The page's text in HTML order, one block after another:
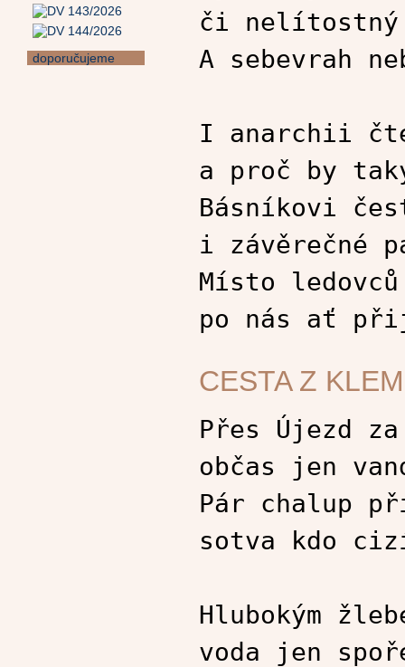
doporučujeme
či
A sebevrah
I anarchii
a proč by
Básníkovi
i závěrečné
Místo
po nás ať
CESTA Z
Přes Újezd
občas jen
Pár chalup
sotva kdo
Hlubokým
voda jen